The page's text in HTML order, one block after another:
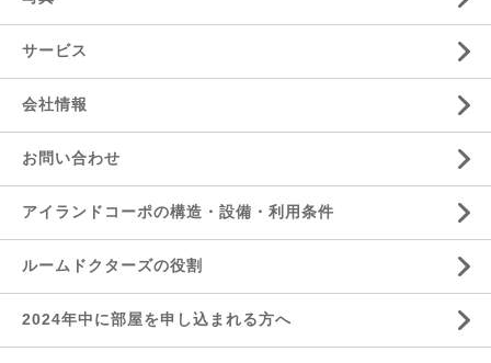
サービス
会社情報
お問い合わせ
アイランドコーポの構造・設備・利用条件
ルームドクターズの役割
2024年中に部屋を申し込まれる方へ